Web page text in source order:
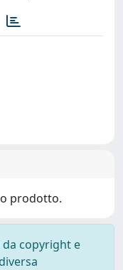
prodotto.
copyright e